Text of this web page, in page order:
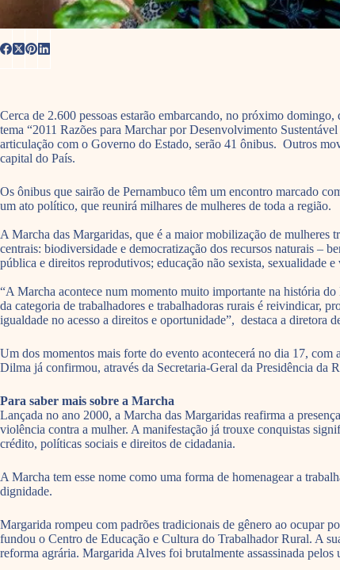
Cerca de 2.600 pessoas estarão embarcando, no próximo
tema “2011 Razões para Marchar por Desenvolvimento
articulação com o Governo do Estado, serão 41 ônibus. Outros
capital do País.
Os ônibus que sairão de Pernambuco têm um encontro marcado
um ato político, que reunirá milhares de mulheres de toda a região.
A Marcha das Margaridas, que é a maior mobilização de mulheres
centrais: biodiversidade e democratização dos recursos naturais –
pública e direitos reprodutivos; educação não sexista, sexualidade
“A Marcha acontece num momento muito importante na história
da categoria de trabalhadores e trabalhadoras rurais é reivindicar,
igualdade no acesso a direitos e oportunidade”, destaca a diretora
Um dos momentos mais forte do evento acontecerá no dia 17,
Dilma já confirmou, através da Secretaria-Geral da Presidência da
Para saber mais sobre a Marcha
Lançada no ano 2000, a Marcha das Margaridas reafirma a
violência contra a mulher. A manifestação já trouxe conquistas
crédito, políticas sociais e direitos de cidadania.
A Marcha tem esse nome como uma forma de homenagear a
dignidade.
Margarida rompeu com padrões tradicionais de gênero ao ocupar
fundou o Centro de Educação e Cultura do Trabalhador Rural. A
reforma agrária. Margarida Alves foi brutalmente assassinada pelos